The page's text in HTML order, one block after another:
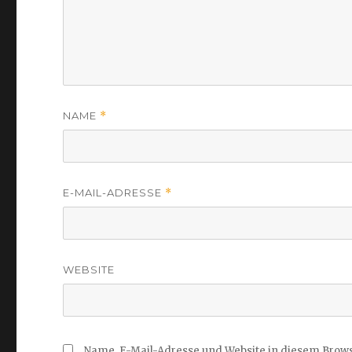
NAME *
E-MAIL-ADRESSE *
WEBSITE